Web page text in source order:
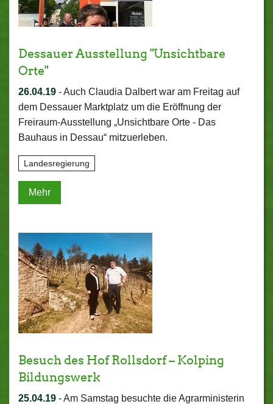
Dessauer Ausstellung "Unsichtbare
Orte"
26.04.19 -Auch Claudia Dalbert war am Freitag auf
dem Dessauer Marktplatz um die Eröffnung der
Freiraum-Ausstellung „Unsichtbare Orte - Das
Bauhaus in Dessau“ mitzuerleben.
Landesregierung
Mehr
Besuch des Hof Rollsdorf – Kolping
Bildungswerk
25.04.19 -Am Samstag besuchte die Agrarministerin